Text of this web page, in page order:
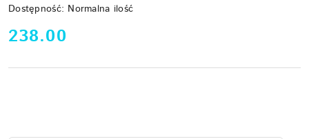
Dostępność: Normalna ilość
cena:
238.00